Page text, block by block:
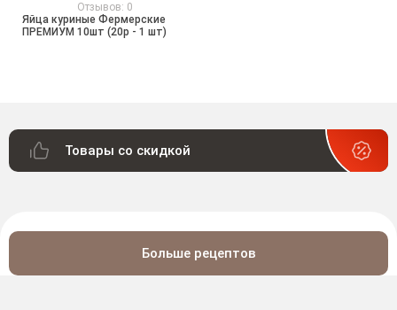
Отзывов: 0
Яйца куриные Фермерские
ПРЕМИУМ 10шт (20р - 1 шт)
Товары со скидкой
Больше рецептов